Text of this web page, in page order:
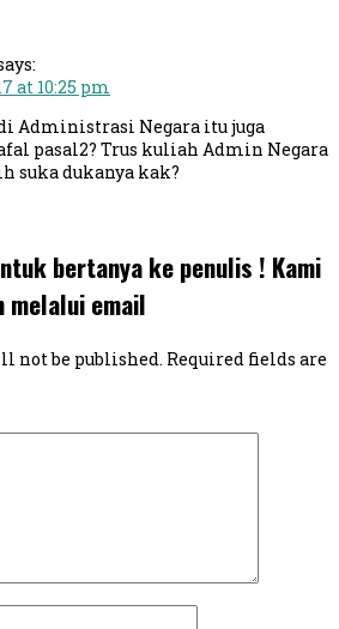
at 10:25 pm
Administrasi Negara itu juga
pasal2? Trus kuliah Admin Negara
suka dukanya kak?
bertanya ke penulis ! Kami
melalui email
not be published. Required fields are